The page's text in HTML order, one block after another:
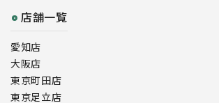
店舗一覧
愛知店
大阪店
東京町田店
東京足立店